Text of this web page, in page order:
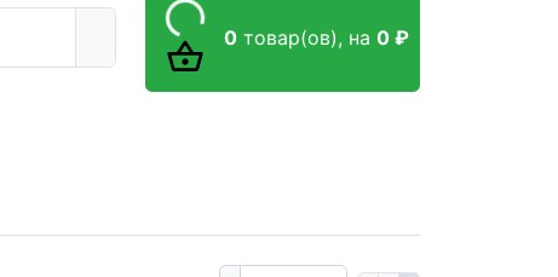
0 товар(ов), на 0 ₽